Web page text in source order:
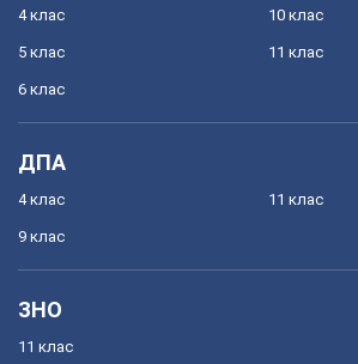
4 клас
5 клас
6 клас
10 клас
11 клас
ДПА
4 клас
9 клас
11 клас
ЗНО
11 клас